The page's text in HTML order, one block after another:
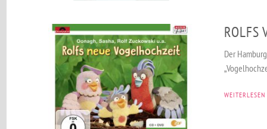
ROLFS
Der
WEITERLESEN